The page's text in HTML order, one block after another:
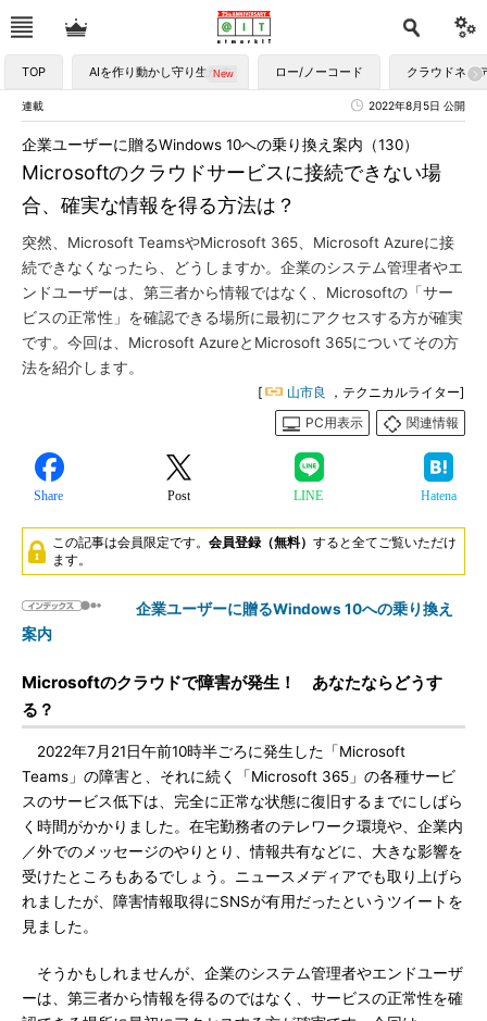
TOP AIを作り動かし守り生かす ロー/ノーコード クラウドネイ
連載 2022年8月5日 公開
Microsoftのクラウドサービスに接続できない場
合、確実な情報を得る方法は？
企業ユーザーに贈るWindows 10への乗り換え案内（130）
突然、Microsoft TeamsやMicrosoft 365、Microsoft Azureに接
続できなくなったら、どうしますか。企業のシステム管理者やエ
ンドユーザーは、第三者から情報ではなく、Microsoftの「サー
ビスの正常性」を確認できる場所に最初にアクセスする方が確実
です。今回は、Microsoft AzureとMicrosoft 365についてその方
法を紹介します。
[ 山市良
，テクニカルライター]
PC用表示
関連情報
Share Post LINE Hatena
この記事は会員限定です。 会員登録（無料） すると全てご覧いただけ
ます。
企業ユーザーに贈るWindows 10への乗り換え
案内
Microsoftのクラウドで障害が発生！ あなたならどうす
る？
2022年7月21日午前10時半ごろに発生した「Microsoft
Teams」の障害と、それに続く「Microsoft 365」の各種サービ
スのサービス低下は、完全に正常な状態に復旧するまでにしばら
く時間がかかりました。在宅勤務者のテレワーク環境や、企業内
／外でのメッセージのやりとり、情報共有などに、大きな影響を
受けたところもあるでしょう。ニュースメディアでも取り上げら
れましたが、障害情報取得にSNSが有用だったというツイートを
見ました。
そうかもしれませんが、企業のシステム管理者やエンドユーザ
ーは、第三者から情報を得るのではなく、サービスの正常性を確